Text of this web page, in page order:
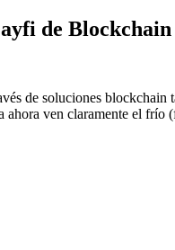
de Blockchain
de soluciones blockchain
ven claramente el